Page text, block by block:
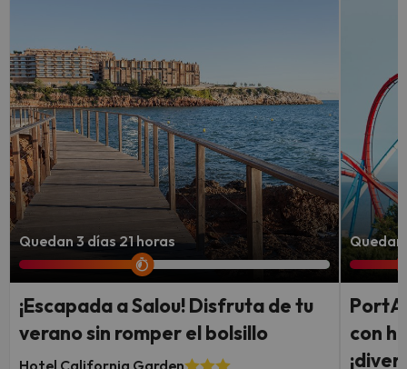
Quedan 3 días 21 horas
¡Escapada a Salou! Disfruta de tu
verano sin romper el bolsillo
Hotel California Garden
Quedan
con